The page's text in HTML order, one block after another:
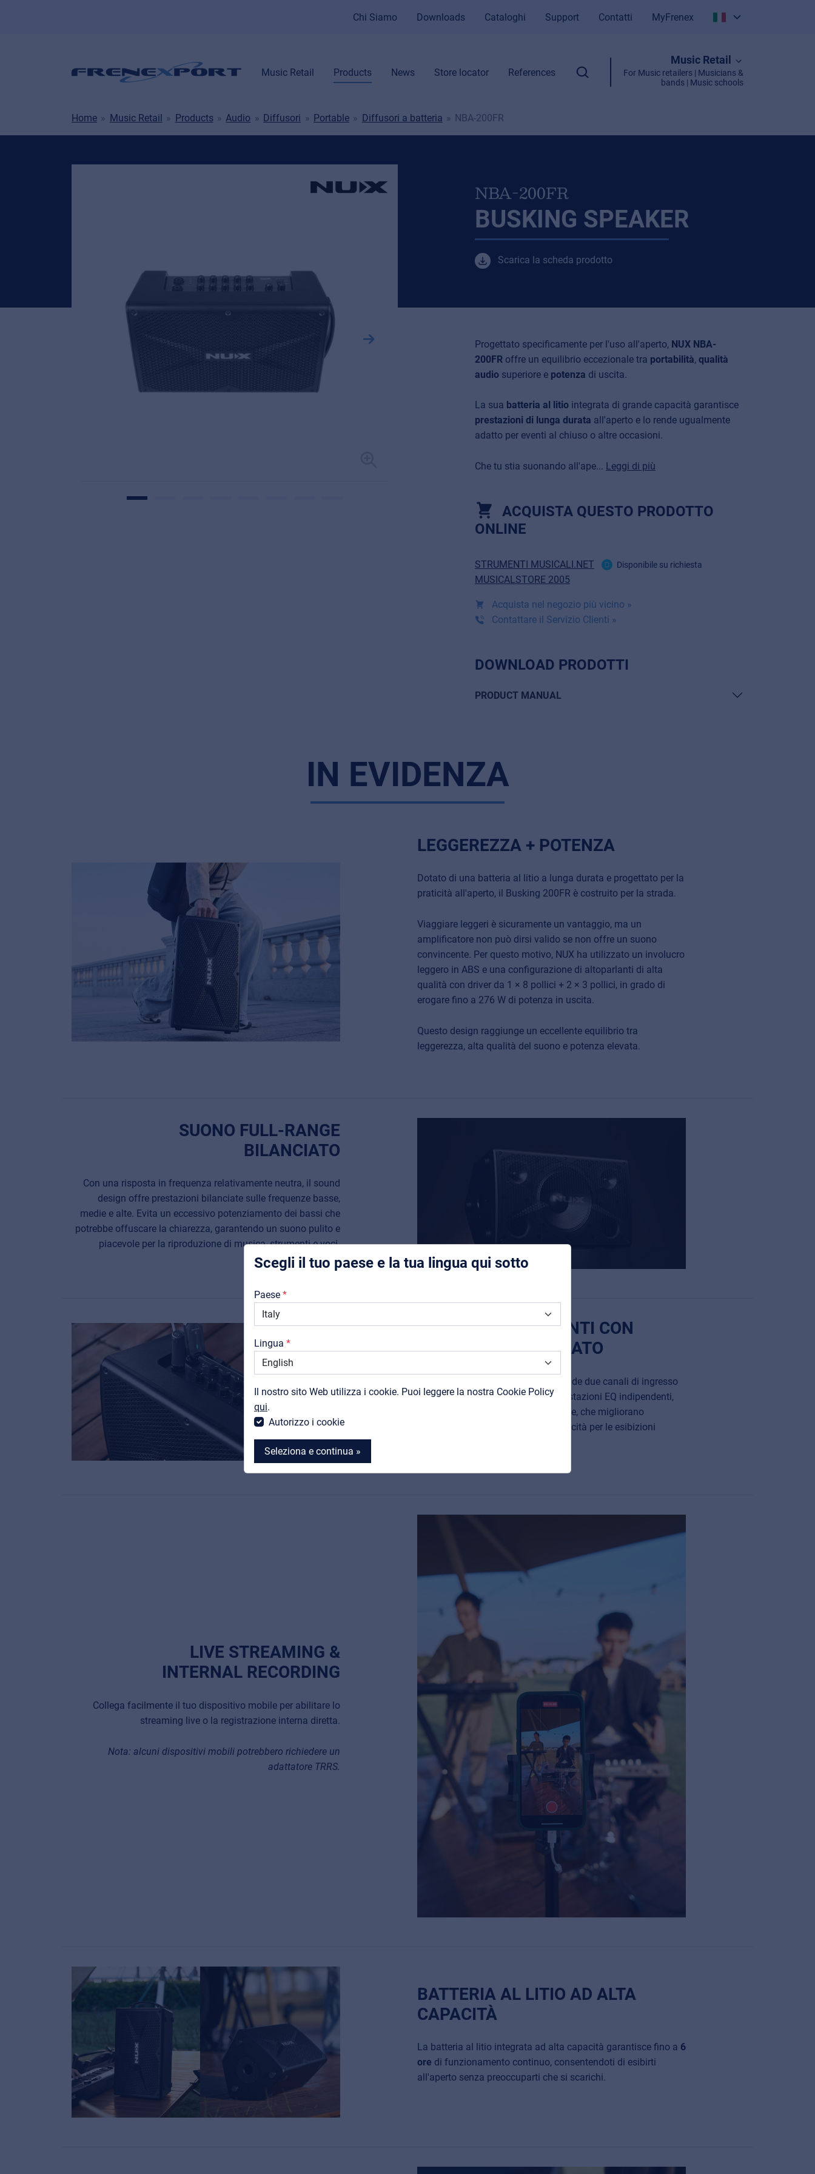
Scegli il tuo paese e la tua lingua qui sotto
Paese
Lingua
Il nostro sito Web utilizza i cookie. Puoi leggere la nostra Cookie Policy
qui.
Autorizzo i cookie
Seleziona e continua »
For Music retailers | Musicians & bands | Music schools
Installers | Rental companies | System integrators
Downloads
Cataloghi
Support
Contatti
MyFrenex
Chi Siamo Downloads Cataloghi Support Contatti
MyFrenex
English
Music Retail
Products News Store locator References
Music Retail
For Music retailers | Musicians &
bands | Music schools
Home Music Retail Products Audio Diffusori Portable Diffusori a batteria NBA-200FR
NBA-200FR
BUSKING SPEAKER
Scarica la scheda prodotto
Progettato specificamente per l'uso all'aperto, NUX NBA-
200FR offre un equilibrio eccezionale tra portabilità, qualità
audio superiore e potenza di uscita.
La sua batteria al litio integrata di grande capacità garantisce
prestazioni di lunga durata all'aperto e lo rende ugualmente
adatto per eventi al chiuso o altre occasioni.
Che tu stia suonando all'ape... Leggi di più
ACQUISTA QUESTO PRODOTTO
ONLINE
STRUMENTI MUSICALI.NET Disponibile su richiesta
MUSICALSTORE 2005
Acquista nel negozio più vicino »
Contattare il Servizio Clienti »
DOWNLOAD PRODOTTI
PRODUCT MANUAL
IN EVIDENZA
LEGGEREZZA + POTENZA
Dotato di una batteria al litio a lunga durata e progettato per la
praticità all'aperto, il Busking 200FR è costruito per la strada.
Viaggiare leggeri è sicuramente un vantaggio, ma un
amplificatore non può dirsi valido se non offre un suono
convincente. Per questo motivo, NUX ha utilizzato un involucro
leggero in ABS e una configurazione di altoparlanti di alta
qualità con driver da 1 × 8 pollici + 2 × 3 pollici, in grado di
erogare fino a 276 W di potenza in uscita.
Questo design raggiunge un eccellente equilibrio tra
leggerezza, alta qualità del suono e potenza elevata.
SUONO FULL-RANGE
BILANCIATO
Con una risposta in frequenza relativamente neutra, il sound
design offre prestazioni bilanciate sulle frequenze basse,
medie e alte. Evita un eccessivo potenziamento dei bassi che
potrebbe offuscare la chiarezza, garantendo un suono pulito e
piacevole per la riproduzione di musica, strumenti e voci.
CANALI INDIPENDENTI CON
RIVERBERO INTEGRATO
Il pannello di controllo intuitivo include due canali di ingresso
completamente analogici con impostazioni EQ indipendenti,
insieme a un effetto riverbero digitale, che migliorano
notevolmente la flessibilità e la praticità per le esibizioni
LIVE STREAMING &
INTERNAL RECORDING
Collega facilmente il tuo dispositivo mobile per abilitare lo
streaming live o la registrazione interna diretta.
Nota: alcuni dispositivi mobili potrebbero richiedere un
adattatore TRRS.
BATTERIA AL LITIO AD ALTA
CAPACITÀ
La batteria al litio integrata ad alta capacità garantisce fino a 6
ore di funzionamento continuo, consentendoti di esibirti
all'aperto senza preoccuparti che si scarichi.